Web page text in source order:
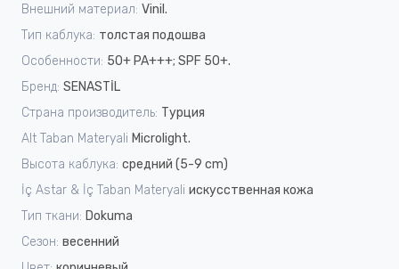
Внешний материал: Vinil.
Тип каблука: толстая подошва
Особенности: 50+ PA+++; SPF 50+.
Бренд: SENASTİL
Страна производитель: Турция
Alt Taban Materyali Microlight.
Высота каблука: средний (5-9 cm)
İç Astar & İç Taban Materyali искусственная кожа
Тип ткани: Dokuma
Сезон: весенний